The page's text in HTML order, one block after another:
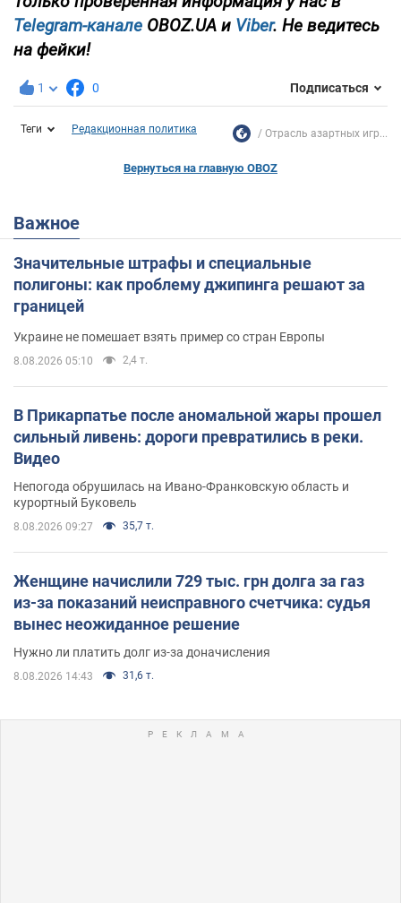
Telegram-канале OBOZ.UA и Viber. Не ведитесь
на фейки!
1 0 Подписаться
Теги Редакционная политика Отрасль азартных игр...
Вернуться на главную OBOZ
Важное
Значительные штрафы и специальные
полигоны: как проблему джипинга решают за
границей
Украине не помешает взять пример со стран Европы
8.08.2026 05:10 2,4 т.
В Прикарпатье после аномальной жары прошел
сильный ливень: дороги превратились в реки.
Видео
Непогода обрушилась на Ивано-Франковскую область и
курортный Буковель
8.08.2026 09:27 35,7 т.
Женщине начислили 729 тыс. грн долга за газ
из-за показаний неисправного счетчика: судья
вынес неожиданное решение
Нужно ли платить долг из-за доначисления
8.08.2026 14:43 31,6 т.